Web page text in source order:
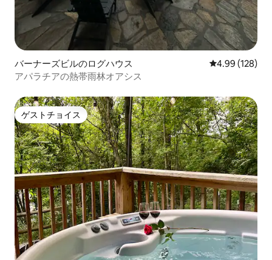
バーナーズビルのログハウス レビュー128
4.99 (128)
アパラチアの熱帯雨林オアシス
ゲストチョイス
ゲストチョイス